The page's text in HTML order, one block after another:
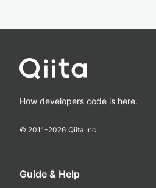
How developers code is here.
© 2011-2026 Qiita Inc.
Guide & Help